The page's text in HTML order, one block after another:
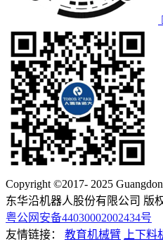
Copyright ©2017- 2025
东华沿机器人股份有限公司 版
粤公网安备44030002002434号
友情链接：
教育机械臂 上下料